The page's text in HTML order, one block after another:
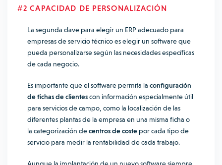
#2 CAPACIDAD DE PERSONALIZACIÓN
La segunda clave para elegir un ERP adecuado para
empresas de servicio técnico es elegir un software que
pueda personalizarse según las necesidades específicas
de cada negocio.
Es importante que el software permita la configuración
de fichas de clientescon información especialmente útil
para servicios de campo, como la localización de las
diferentes plantas de la empresa en una misma ficha o
la categorización decentros de coste por cada tipo de
servicio para medir la rentabilidad de cada trabajo.